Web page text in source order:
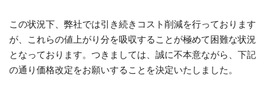
この状況下、弊社では引き続きコスト削減を行っております
が、これらの値上がり分を吸収することが極めて困難な状況
となっております。つきましては、誠に不本意ながら、下記
の通り価格改定をお願いすることを決定いたしました。